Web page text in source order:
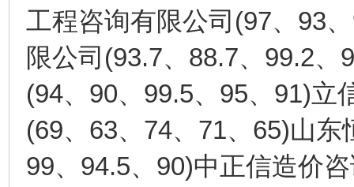
工程咨询有限公司 (97、 93、
限公司 (93.7、 88.7、 99.2、
(94、 90、 99.5、 95、 91)立
(69、 63、 74、 71、 65)山东
99、 94.5、 90)中正信造价